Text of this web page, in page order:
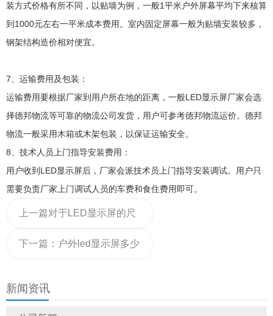
新闻资讯
装方式价格有所不同，以贴墙为例，一般1平米户外屏幕平均下来核算
到1000元左右一平米成本费用。室内固定屏幕一般为贴墙安装较多，
钢架结构造价相对便宜。
7、运输费用及包装：
运输费用要根据厂家到用户所在地的距离，一般LED显示屏厂家会选
择德邦物流等可靠的物流公司发货，用户可参考德邦物流运价。德邦
物流一般采用木箱或木架包装，以保证运输安全。
8、技术人员上门指导安装费用：
用户收到LED显示屏后，厂家会派技术员上门指导安装调试。用户只
需要负责厂家上门调试人员的车费和食住费用即可。
上一篇对于LED显示屏的尺
寸，它的尺寸能否随意放大
下一篇： 户外led显示屏多少
诉你